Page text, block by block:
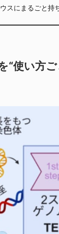
スにまるごと持
“使い方